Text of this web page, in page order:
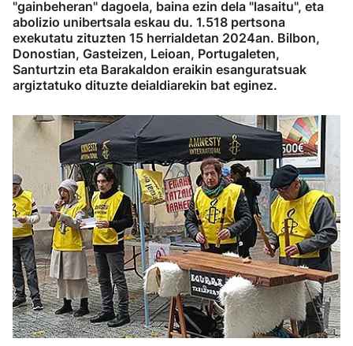
"gainbeheran" dagoela, baina ezin dela "lasaitu", eta
abolizio unibertsala eskau du. 1.518 pertsona
exekutatu zituzten 15 herrialdetan 2024an. Bilbon,
Donostian, Gasteizen, Leioan, Portugaleten,
Santurtzin eta Barakaldon eraikin esanguratsuak
argiztatuko dituzte deialdiarekin bat eginez.